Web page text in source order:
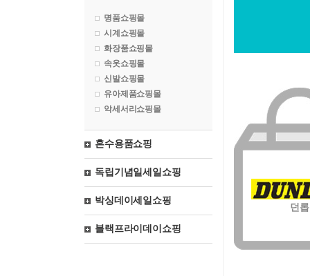
명품쇼핑몰
시계쇼핑몰
화장품쇼핑몰
속옷쇼핑몰
신발쇼핑몰
유아제품쇼핑몰
악세서리쇼핑몰
혼수용품쇼핑
독립기념일세일쇼핑
박싱데이세일쇼핑
블랙프라이데이쇼핑
던롭